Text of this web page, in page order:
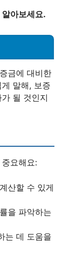
아보세요.
금에 대비한
말해, 보증
될 것인지
요해요:
산할 수 있게
을 파악하는
는 데 도움을